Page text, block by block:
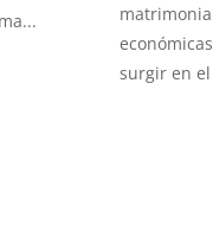
surgir en